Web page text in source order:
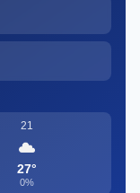
21
27°
0%